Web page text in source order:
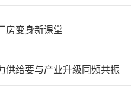
房变身新课堂
供给要与产业升级同频共振